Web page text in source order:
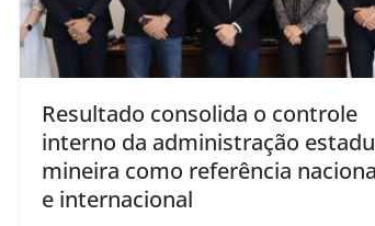
Resultado consolida o controle
interno da administração
mineira como referência
e internacional